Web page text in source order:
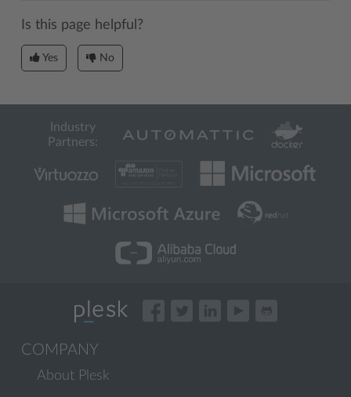
Is this page helpful?
Yes No
Industry
Partners:
COMPANY
About Plesk